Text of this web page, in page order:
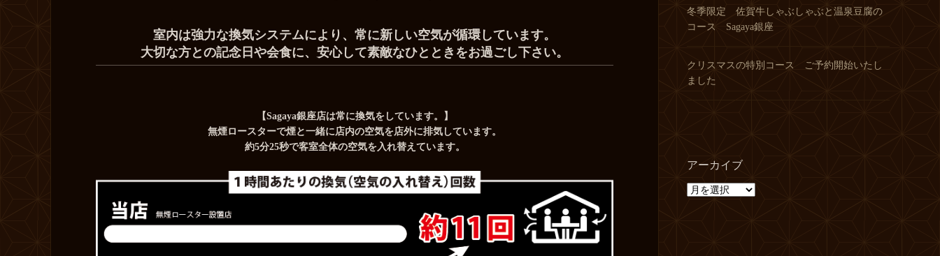
室内は強力な換気システムにより、常に新しい空気が循環しています。
大切な方との記念日や会食に、安心して素敵なひとときをお過ごし下さい。
【Sagaya銀座店は常に換気をしています。】
無煙ロースターで煙と一緒に店内の空気を店外に排気しています。
約5分25秒で客室全体の空気を入れ替えています。
冬季限定 佐賀牛しゃぶしゃぶと温泉豆腐の
コース Sagaya銀座
クリスマスの特別コース ご予約開始いたし
ました
アーカイブ
ア